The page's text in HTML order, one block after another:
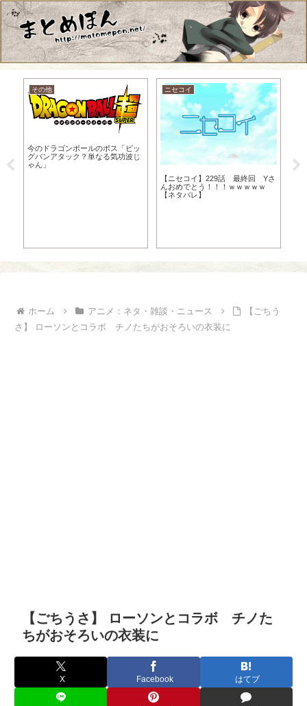
その他
今のドラゴンボールのボス「ビッ
グバンアタック？単なる気功波じ
ゃん」
ニセコイ
【ニセコイ】229話 最終回 Yさ
んおめでとう！！！ｗｗｗｗｗ
【ネタバレ】
ホーム アニメ：ネタ・雑談・ニュース
【ごちう
さ】 ローソンとコラボ チノたちがおそろいの衣装に
【ごちうさ】 ローソンとコラボ チノた
ちがおそろいの衣装に
X Facebook はてブ